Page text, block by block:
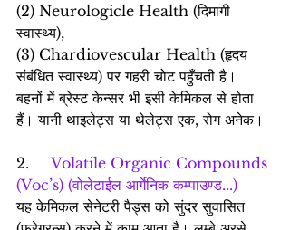
(2) Neurologicle Health (दिमागी
स्वास्थ्य),
(3) Chardiovescular Health (हृदय
संबंधित स्वास्थ्य) पर गहरी चोट पहुँचती है।
बहनों में ब्रेस्ट केन्सर भी इसी केमिकल से होता
हैं। यानी थाइलेट्स या थेलेट्स एक, रोग अनेक।
2. Volatile Organic Compounds
(Voc’s) (वोलेटाईल आर्गेनिक कम्पाउण्ड...)
यह केमिकल सेनेटरी पैड्स को सुंदर सुवासित